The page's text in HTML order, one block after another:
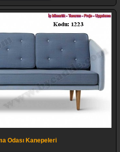
Odası Kanepeleri